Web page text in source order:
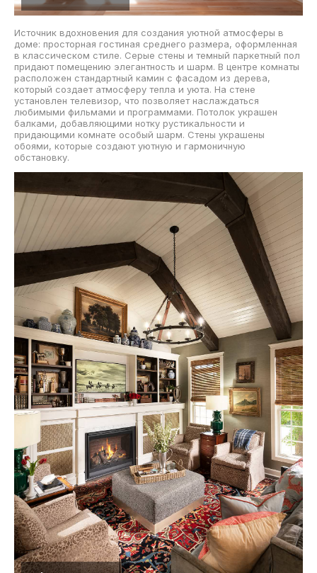
Источник вдохновения для создания уютной атмосферы в
доме: просторная гостиная среднего размера, оформленная
в классическом стиле. Серые стены и темный паркетный пол
придают помещению элегантность и шарм. В центре комнаты
расположен стандартный камин с фасадом из дерева,
который создает атмосферу тепла и уюта. На стене
установлен телевизор, что позволяет наслаждаться
любимыми фильмами и программами. Потолок украшен
балками, добавляющими нотку рустикальности и
придающими комнате особый шарм. Стены украшены
обоями, которые создают уютную и гармоничную
обстановку.